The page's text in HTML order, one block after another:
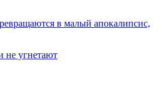
в малый апокалипсис,